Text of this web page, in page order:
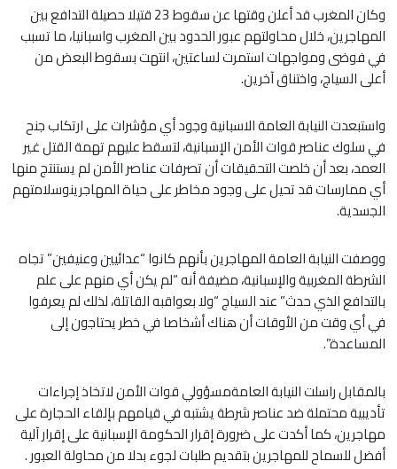
وكان المغرب قد أعلن وقتها عن سقوط 23 قتيلا حصيلة التدافع بين
المهاجرين، خلال محاولتهم عبور الحدود بين المغرب واسبانيا، ما تسبب
في فوضى ومواجهات استمرت لساعتين، انتهت بسقوط البعض من
أعلى السياج، واختناق آخرين.
واستبعدت النيابة العامة الاسبانية وجود أي مؤشرات على ارتكاب جنح
في سلوك عناصر قوات الأمن الإسبانية، لتسقط عليهم تهمة القتل غير
العمد، بعد أن خلصت التحقيقات أن تصرفات عناصر الأمن لم يستنتج منها
أي ممارسات قد تحيل على وجود مخاطر على حياة المهاجرينوسلامتهم
الجسدية.
ووصفت النيابة العامة المهاجرين بأنهم كانوا “عدائيين وعنيفين” تجاه
الشرطة المغربية والإسبانية، مضيفة أنه “لم يكن أي منهم على علم
بالتدافع الذي حدث” عند السياج “ولا بعواقبه القاتلة، لذلك لم يعرفوا
في أي وقت من الأوقات أن هناك أشخاصا في خطر يحتاجون إلى
المساعدة”.
بالمقابل راسلت النيابة العامةمسؤولي قوات الأمن لاتخاذ إجراءات
تأديبية محتملة ضد عناصر شرطة يشتبه في قيامهم بإلقاء الحجارة على
مهاجرين، كما أكدت على ضرورة إقرار الحكومة الإسبانية على إقرار آلية
أفضل للسماح للمهاجرين بتقديم طلبات لجوء بدلا من محاولة العبور .